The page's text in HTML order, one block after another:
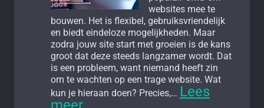
AI-
tools
in
5
stappen
websites mee te
bouwen. Het is flexibel, gebruiksvriendelijk
en biedt eindeloze mogelijkheden. Maar
zodra jouw site start met groeien is de kans
groot dat deze steeds langzamer wordt. Dat
is een probleem, want niemand heeft zin
om te wachten op een trage website. Wat
kun je hieraan doen? Precies,… Lees
: